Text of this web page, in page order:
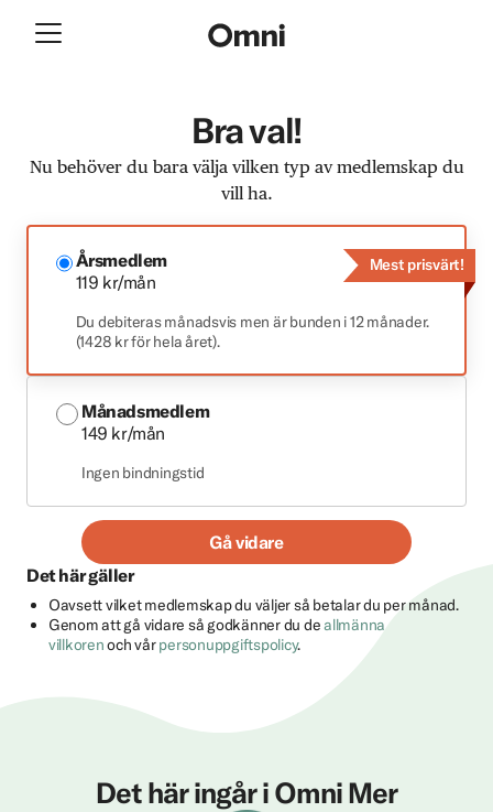
Bra val!
Nu behöver du bara välja vilken typ av medlemskap du
vill ha.
Årsmedlem
119 kr/mån
Du debiteras månadsvis men är bunden i 12 månader.
(1428 kr för hela året).
Mest prisvärt!
Månadsmedlem
149 kr/mån
Ingen bindningstid
Gå vidare
Det här gäller
Oavsett vilket medlemskap du väljer så betalar du per månad.
Genom att gå vidare så godkänner du deallmänna
villkorenoch vårpersonuppgiftspolicy.
Det här ingår i Omni Mer